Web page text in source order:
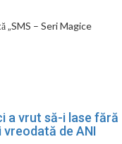
„SMS – Seri Magice
a vrut să-i lase fără
de ANI